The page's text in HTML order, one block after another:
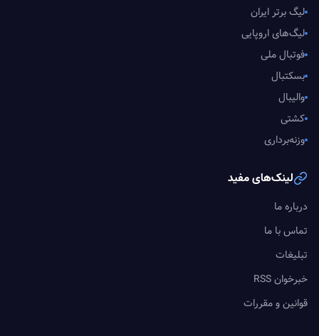
لیگ برتر ایران
لیگ‌های اروپایی
فوتبال ملی
بسکتبال
والیبال
کشتی
وزنه‌برداری
لینک‌های مفید
درباره ما
تماس با ما
تبلیغات
خبرخوان RSS
قوانین و مقررات